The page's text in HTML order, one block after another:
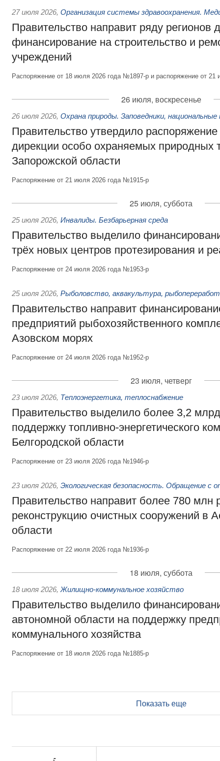
27 июля 2026, Организация системы здравоохранения.
Правительство направит ряду регионов
финансирование на строительство и
учреждений
Распоряжение от 18 июля 2026 года №1897-р и распоряжение от
26 июля, воскресенье
26 июля 2026, Охрана природы. Заповедники, национальные
Правительство утвердило
дирекции особо охраняемых природных
Запорожской области
Распоряжение от 21 июля 2026 года №1915-р
25 июля, суббота
25 июля 2026, Инвалиды. Безбарьерная среда
Правительство выделило
трёх новых центров протезирования и
Распоряжение от 24 июля 2026 года №1953-р
25 июля 2026, Рыболовство, аквакультура,
Правительство направит
предприятий рыбохозяйственного
Азовском морях
Распоряжение от 24 июля 2026 года №1952-р
23 июля, четверг
23 июля 2026, Теплоэнергетика, теплоснабжение
Правительство выделило более 3,2
поддержку топливно-энергетического
Белгородской области
Распоряжение от 23 июля 2026 года №1946-р
23 июля 2026, Экологическая безопасность. Обращение с
Правительство направит более 780 млн
реконструкцию очистных сооружений в
области
Распоряжение от 22 июля 2026 года №1936-р
18 июля, суббота
18 июля 2026, Жилищно-коммунальное хозяйство
Правительство выделило
автономной области на поддержку
коммунального хозяйства
Распоряжение от 18 июля 2026 года №1885-р
Показать еще